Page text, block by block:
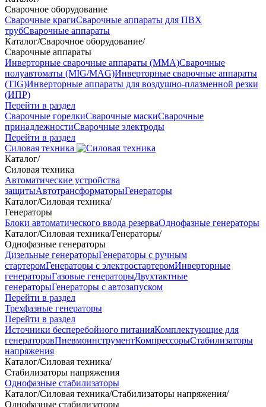
Сварочное оборудование
Сварочные крагиСварочные аппараты для ПВХ
трубСварочные аппараты
Каталог/Сварочное оборудование/
Сварочные аппараты
Инверторные сварочные аппараты (ММА)Сварочные
полуавтоматы (MIG/MAG)Инверторные сварочные аппараты
(TIG)Инверторные аппараты для воздушно-плазменной резки
(ИПР)
Перейти в раздел
Сварочные горелкиСварочные маскиСварочные
принадлежностиСварочные электроды
Перейти в раздел
Силовая техника
Каталог/
Силовая техника
Автоматические устройства
защитыАвтотрансформаторыГенераторы
Каталог/Силовая техника/
Генераторы
Блоки автоматического ввода резерваОднофазные генераторы
Каталог/Силовая техника/Генераторы/
Однофазные генераторы
Дизельные генераторыГенераторы с ручным
стартеромГенераторы с электростартеромИнверторные
генераторыГазовые генераторыДвухтактные
генераторыГенераторы с автозапуском
Перейти в раздел
Трехфазные генераторы
Перейти в раздел
Источники бесперебойного питанияКомплектующие для
генераторовПневмоинструментКомпрессорыСтабилизаторы
напряжения
Каталог/Силовая техника/
Стабилизаторы напряжения
Однофазные стабилизаторы
Каталог/Силовая техника/Стабилизаторы напряжения/
Однофазные стабилизаторы